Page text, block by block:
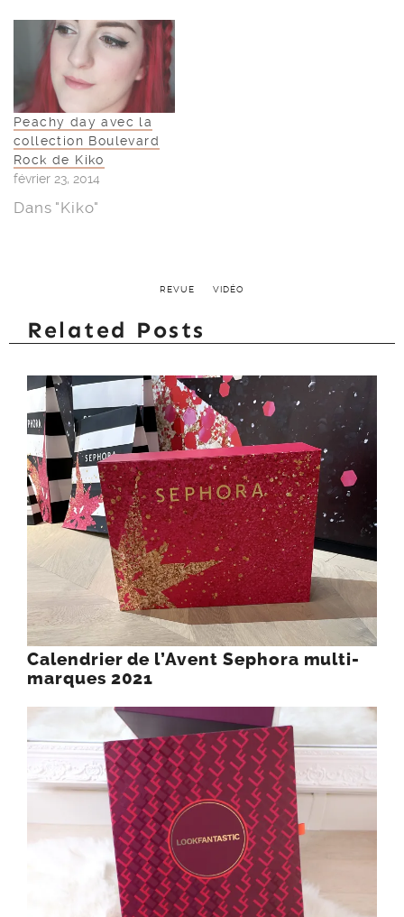
Peachy day avec la
collection Boulevard
Rock de Kiko
février 23, 2014
Dans "Kiko"
REVUE VIDÉO
Related Posts
Calendrier de l’Avent Sephora multi-
marques 2021